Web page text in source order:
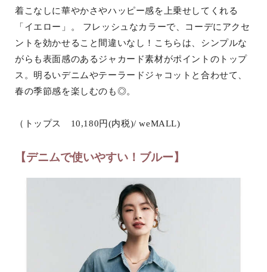
着こなしに華やかさやハッピー感を上乗せしてくれる
「イエロー」。 フレッシュなカラーで、コーデにアクセ
ントを効かせること間違いなし！こちらは、シンプルな
がらも表面感のあるジャカード素材がポイントのトップ
ス。明るいデニムやテーラードジャコットと合わせて、
春の季節感を楽しむのも◎。
（トップス 10,180円(内税)/ weMALL)
【デニムで使いやすい！ブルー】